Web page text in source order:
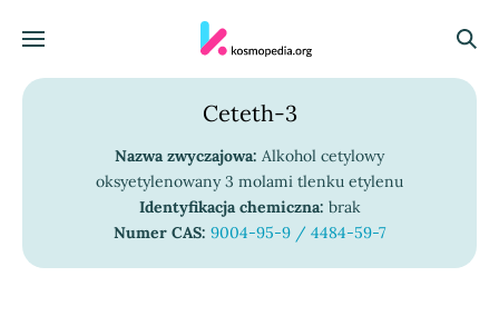
Menu
Ceteth-3
Nazwa zwyczajowa: Alkohol cetylowy
oksyetylenowany 3 molami tlenku etylenu
Identyfikacja chemiczna: brak
Numer CAS: 9004-95-9 / 4484-59-7